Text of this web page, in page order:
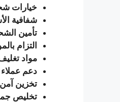
خيارات
شفافية
تأمين
التزام
مواد
دعم عملاء
تخزين آمن
تخليص